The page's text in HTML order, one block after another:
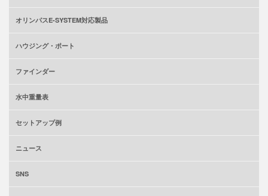
オリンパスE-SYSTEM対応製品
ハウジング・ポート
ファインダー
水中重量表
セットアップ例
ニュース
SNS